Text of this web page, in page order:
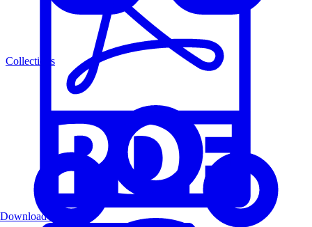
Collections
Download PDF